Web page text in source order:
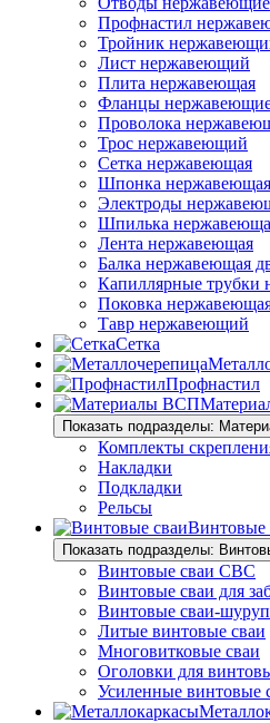
Профнастил
Тройник
Лист нержавеющий
Плита нержавеющая
Фланцы
Проволока
Трос нержавеющий
Сетка нержавеющая
Шпонка нержавеющая
Электроды
Шпилька
Лента нержавеющая
Балка нержавеющая
Капиллярные трубки
Поковка
Тавр нержавеющий
Сетка
Профнастил
Показать подразделы:
Комплекты
Накладки
Подкладки
Рельсы
Винтовые
Показать подразделы:
Винтовые сваи СВС
Винтовые сваи для
Винтовые сваи-
Литые винтовые сваи
Многовитковые сваи
Оголовки для
Усиленные винтовые